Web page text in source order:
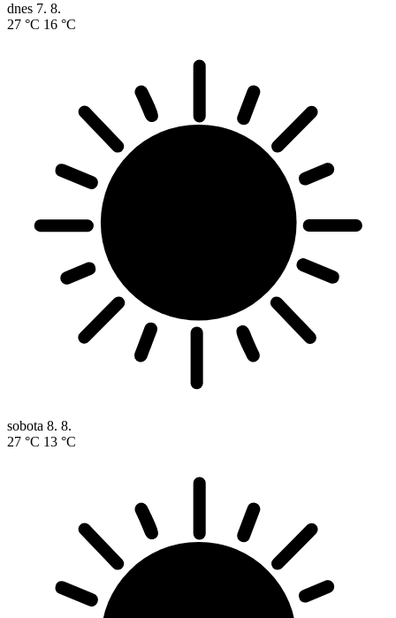
dnes 7. 8.
27 °C 16 °C
sobota 8. 8.
27 °C 13 °C